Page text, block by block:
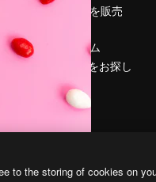
コンテンツを販売
プレスルーム
magnific.aiをお探し
ですか？
to the storing of cookies on